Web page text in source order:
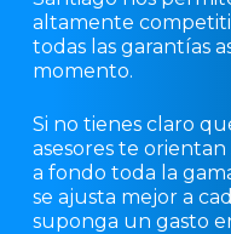
altamente
todas las garantías
momento.
Si no tienes claro
asesores te
a fondo toda la
se ajusta mejor a
suponga un gasto